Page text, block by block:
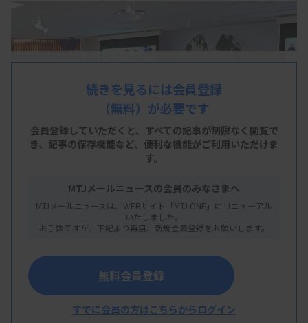
web形式で開かれた委員会
厚生労働省の薬剤耐性（AMR）に関する小委員会は
2月26日、薬剤耐性緑膿菌（MDRP）感染症の日本
続きを見るには会員登録
（無料）が必要です
会員登録していただくと、すべての記事が制限なく閲覧で
き、 記事の保存機能など、便利な機能がご利用いただけま
す。
MTJメールニュースの会員のみなさまへ
MTJメールニュースは、WEBサイト「MTJ ONE」にリニューアル
いたしました。
お手数ですが、下記より再度、新規会員登録をお願いします。
無料会員登録
すでに会員の方はこちらからログイン